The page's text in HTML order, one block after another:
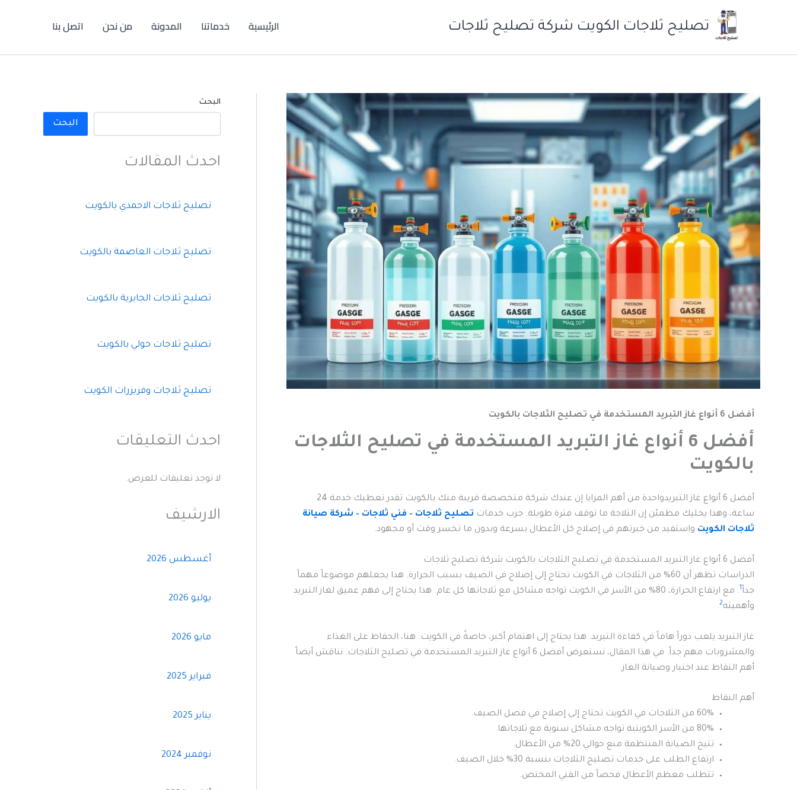
تصليح ثلاجات الكويت شركة تصليح ثلاجات الرئيسية خدماتنا المدونة من نحن اتصل بنا
أفضل 6 أنواع غاز التبريد المستخدمة في تصليح الثلاجات بالكويت
أفضل 6 أنواع غاز التبريد المستخدمة في تصليح الثلاجات
بالكويت
أفضل 6 أنواع غاز التبريدواحدة من أهم المزايا إن عندك شركة متخصصة قريبة منك بالكويت تقدر تعطيك خدمة 24
ساعة، وهذا يخليك مطمئن إن الثلاجة ما توقف فترة طويلة. جرب خدمات تصليح ثلاجات – فني ثلاجات – شركة صيانة
ثلاجات الكويت واستفيد من خبرتهم في إصلاح كل الأعطال بسرعة وبدون ما تخسر وقت أو مجهود.
أفضل 6 أنواع غاز التبريد المستخدمة في تصليح الثلاجات بالكويت شركة تصليح ثلاجات
الدراسات تظهر أن 60% من الثلاجات في الكويت تحتاج إلى إصلاح في الصيف بسبب الحرارة. هذا يجعلهم موضوعاً مهماً
جداً 1
. مع ارتفاع الحرارة، 80% من الأسر في الكويت تواجه مشاكل مع ثلاجاتها كل عام. هذا يحتاج إلى فهم عميق لغاز التبريد
وأهميته2
.
غاز التبريد يلعب دوراً هاماً في كفاءة التبريد. هذا يحتاج إلى اهتمام أكبر، خاصةً في الكويت. هنا، الحفاظ على الغذاء
والمشروبات مهم جداً. في هذا المقال، نستعرض أفضل 6 أنواع غاز التبريد المستخدمة في تصليح الثلاجات. نناقش أيضاً
أهم النقاط عند اختيار وصيانة الغاز.
أهم النقاط
60% من الثلاجات في الكويت تحتاج إلى إصلاح في فصل الصيف.
80% من الأسر الكويتية تواجه مشاكل سنوية مع ثلاجاتها.
تتيح الصيانة المنتظمة منع حوالي 20% من الأعطال.
ارتفاع الطلب على خدمات تصليح الثلاجات بنسبة 30% خلال الصيف.
تتطلب معظم الأعطال فحصاً من الفني المختص.
البحث
البحث
احدث المقالات
تصليح ثلاجات الاحمدي بالكويت
تصليح ثلاجات العاصمة بالكويت
تصليح ثلاجات الجابرية بالكويت
تصليح ثلاجات حولي بالكويت
تصليح ثلاجات وفريزرات الكويت
احدث التعليقات
لا توجد تعليقات للعرض.
الارشيف
أغسطس 2026
يوليو 2026
مايو 2026
فبراير 2025
يناير 2025
نوفمبر 2024